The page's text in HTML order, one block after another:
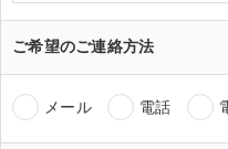
ご希望のご連絡方法
メール 電話